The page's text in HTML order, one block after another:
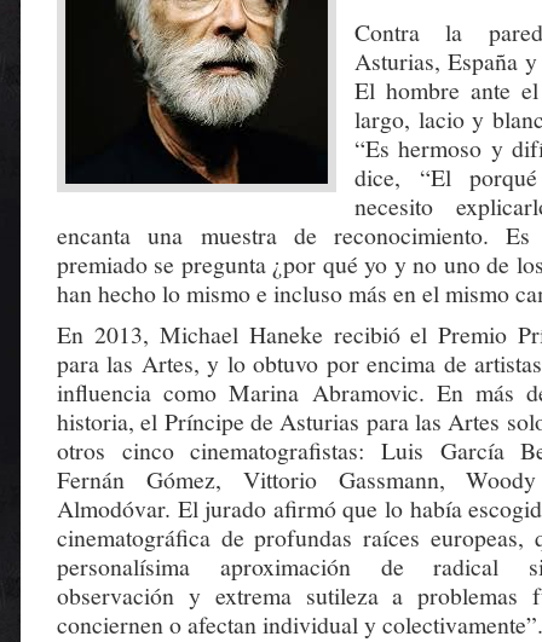
Contra la
Asturias, España
El hombre ante
largo, lacio y
“Es hermoso y
dice, “El
necesito
encanta una muestra de reconocimiento.
premiado se pregunta ¿por qué yo y no uno de
han hecho lo mismo e incluso más en el mismo
En 2013, Michael Haneke recibió el Premio
para las Artes, y lo obtuvo por encima de
influencia como Marina Abramovic. En más
historia, el Príncipe de Asturias para las Artes
otros cinco cinematografistas: Luis García
Fernán Gómez, Vittorio Gassmann,
Almodóvar. El jurado afirmó que lo había
cinematográfica de profundas raíces europeas,
personalísima aproximación de radical
observación y extrema sutileza a problemas
conciernen o afectan individual y colectivamente”.